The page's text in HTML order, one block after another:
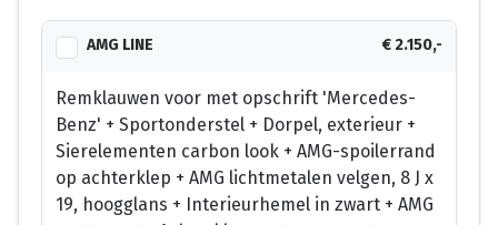
AMG LINE € 2.150,-
Remklauwen voor met opschrift 'Mercedes-
Benz' + Sportonderstel + Dorpel, exterieur +
Sierelementen carbon look + AMG-spoilerrand
op achterklep + AMG lichtmetalen velgen, 8 J x
19, hoogglans + Interieurhemel in zwart + AMG